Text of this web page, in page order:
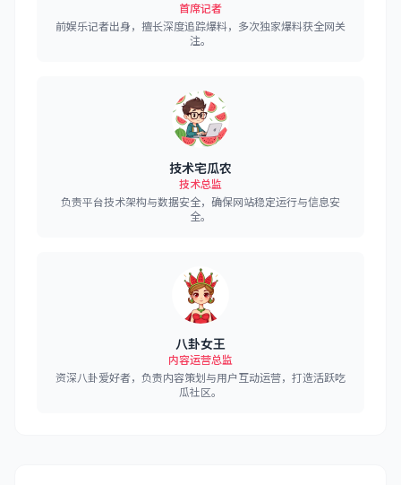
首席记者
前娱乐记者出身，擅长深度追踪爆料，多次独家爆料获全网关
注。
技术宅瓜农
技术总监
负责平台技术架构与数据安全，确保网站稳定运行与信息安
全。
八卦女王
内容运营总监
资深八卦爱好者，负责内容策划与用户互动运营，打造活跃吃
瓜社区。